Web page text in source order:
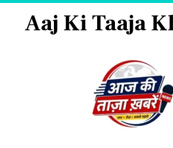
Aaj Ki Taaja